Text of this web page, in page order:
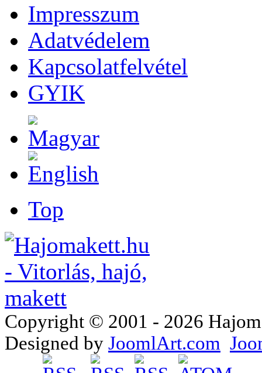
Impresszum
Adatvédelem
Kapcsolatfelvétel
GYIK
Top
Copyright © 2001 - 2026
Designed by JoomlArt.com